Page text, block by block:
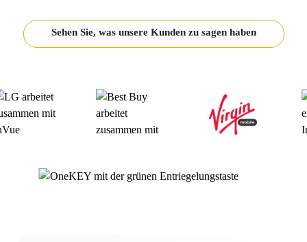
Sehen Sie, was unsere Kunden zu sagen haben